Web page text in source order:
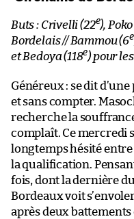
Buts : Crivelli (22e), Poko
Bordelais // Bammou (6e
et Bedoya (118e) pour
Généreux : se dit
et sans compter.
recherche la
complaît. Ce mercredi
longtemps hésité
la qualification.
fois, dont la dernière
Bordeaux voit
après deux battements